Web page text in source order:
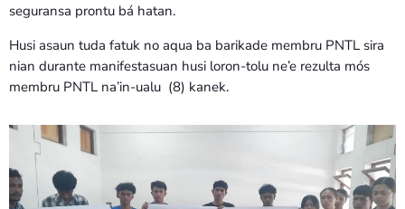
seguransa prontu bá hatan.
Husi asaun tuda fatuk no aqua ba barikade membru PNTL sira
nian durante manifestasuan husi loron-tolu ne’e rezulta mós
membru PNTL na’in-ualu (8) kanek.